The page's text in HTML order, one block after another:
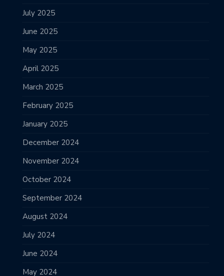
July 2025
June 2025
May 2025
April 2025
March 2025
February 2025
January 2025
December 2024
November 2024
October 2024
September 2024
August 2024
July 2024
June 2024
May 2024